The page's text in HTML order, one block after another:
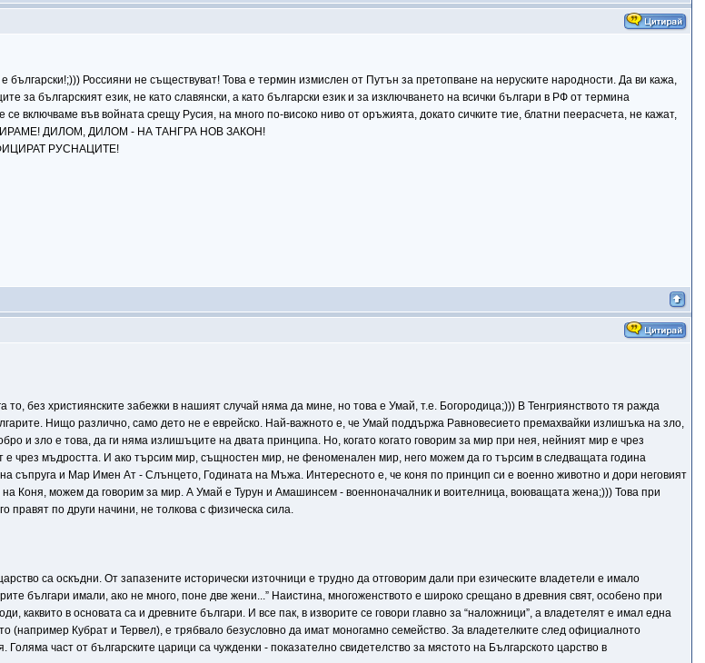
Россияни не съществуват! Това е термин измислен от Путън за претопване на неруските народности. Да ви кажа,
за българският език, не като славянски, а като български език и за изключването на всички българи в РФ от термина
включваме във войната срещу Русия, на много по-високо ниво от оръжията, докато сичките тие, блатни пеерасчета, не кажат,
ДИЛОМ, ДИЛОМ - НА TАНГРА НОВ ЗАКОН!
РУСНАЦИТЕ!
без християнските забежки в нашият случай няма да мине, но това е Умай, т.е. Богородица;))) В Тенгриянството тя ражда
Нищо различно, само дето не е еврейско. Най-важното е, че Умай поддържа Равновесието премахвайки излишъка на зло,
и зло е това, да ги няма излишъците на двата принципа. Но, когато когато говорим за мир при нея, нейният мир е чрез
чрез мъдростта. И ако търсим мир, същностен мир, не феноменален мир, него можем да го търсим в следващата година
съпруга и Мар Имен Ат - Слънцето, Годината на Мъжа. Интересното е, че коня по принцип си е военно животно и дори неговият
Коня, можем да говорим за мир. А Умай е Турун и Амашинсем - военноначалник и воителница, воюващата жена;))) Това при
правят по други начини, не толкова с физическа сила.
са оскъдни. От запазените исторически източници е трудно да отговорим дали при езическите владетели е имало
българи имали, ако не много, поне две жени...” Наистина, многоженството е широко срещано в древния свят, особено при
каквито в основата са и древните българи. И все пак, в изворите се говори главно за “наложници”, а владетелят е имал една
(например Кубрат и Тервел), е трябвало безусловно да имат моногамно семейство. За владетелките след официалното
част от българските царици са чужденки - показателно свидетелство за мястото на Българското царство в